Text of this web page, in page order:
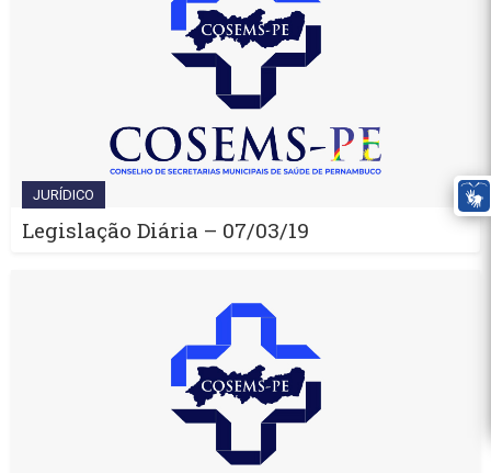
JURÍDICO
Legislação Diária – 07/03/19